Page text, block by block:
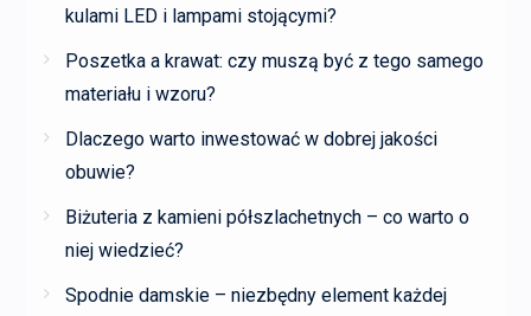
kulami LED i lampami stojącymi?
Poszetka a krawat: czy muszą być z tego samego
materiału i wzoru?
Dlaczego warto inwestować w dobrej jakości
obuwie?
Biżuteria z kamieni półszlachetnych – co warto o
niej wiedzieć?
Spodnie damskie – niezbędny element każdej